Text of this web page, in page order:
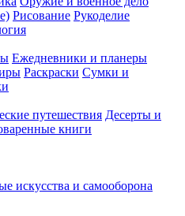
Рисование Рукоделие
Ежедневники и планеры
Раскраски Сумки и
путешествия Десерты и
книги
искусства и самооборона